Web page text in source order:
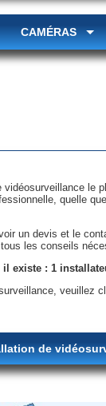
CAMÉRAS
le
quelle
un devis et le
les conseils
il existe : 1
veuillez
de